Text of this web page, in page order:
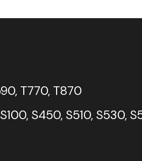
T770, T870
S450, S510, S530,